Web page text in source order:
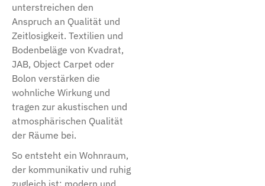
unterstreichen den
Anspruch an Qualität und
Zeitlosigkeit. Textilien und
Bodenbeläge von Kvadrat,
JAB, Object Carpet oder
Bolon verstärken die
wohnliche Wirkung und
tragen zur akustischen und
atmosphärischen Qualität
der Räume bei.
So entsteht ein Wohnraum,
der kommunikativ und ruhig
zugleich ist: modern und